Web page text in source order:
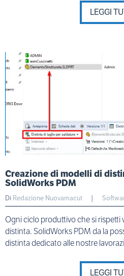
LEGGI
Creazione di modelli di
SolidWorks PDM
Di Redazione Nuovamacut |
Ogni ciclo produttivo che si rispetti
distinta. SolidWorks PDM da la
distinta dedicato alle nostre
LEGGI